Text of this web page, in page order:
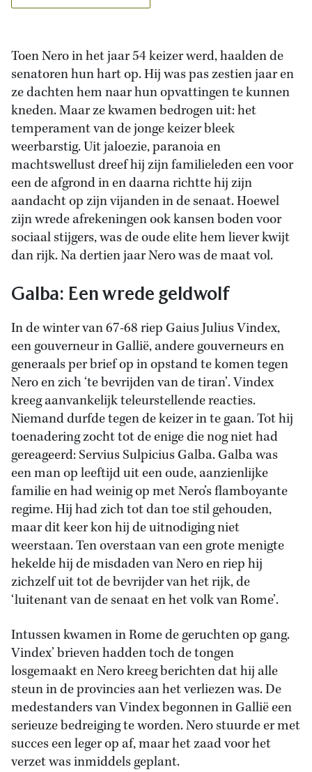
Toen Nero in het jaar 54 keizer werd, haalden de
senatoren hun hart op. Hij was pas zestien jaar en
ze dachten hem naar hun opvattingen te kunnen
kneden. Maar ze kwamen bedrogen uit: het
temperament van de jonge keizer bleek
weerbarstig. Uit jaloezie, paranoia en
machtswellust dreef hij zijn familieleden een voor
een de afgrond in en daarna richtte hij zijn
aandacht op zijn vijanden in de senaat. Hoewel
zijn wrede afrekeningen ook kansen boden voor
sociaal stijgers, was de oude elite hem liever kwijt
dan rijk. Na dertien jaar Nero was de maat vol.
Galba: Een wrede geldwolf
In de winter van 67-68 riep Gaius Julius Vindex,
een gouverneur in Gallië, andere gouverneurs en
generaals per brief op in opstand te komen tegen
Nero en zich ‘te bevrijden van de tiran’. Vindex
kreeg aanvankelijk teleurstellende reacties.
Niemand durfde tegen de keizer in te gaan. Tot hij
toenadering zocht tot de enige die nog niet had
gereageerd: Servius Sulpicius Galba. Galba was
een man op leeftijd uit een oude, aanzienlijke
familie en had weinig op met Nero’s flamboyante
regime. Hij had zich tot dan toe stil gehouden,
maar dit keer kon hij de uitnodiging niet
weerstaan. Ten overstaan van een grote menigte
hekelde hij de misdaden van Nero en riep hij
zichzelf uit tot de bevrijder van het rijk, de
‘luitenant van de senaat en het volk van Rome’.
Intussen kwamen in Rome de geruchten op gang.
Vindex’ brieven hadden toch de tongen
losgemaakt en Nero kreeg berichten dat hij alle
steun in de provincies aan het verliezen was. De
medestanders van Vindex begonnen in Gallië een
serieuze bedreiging te worden. Nero stuurde er met
succes een leger op af, maar het zaad voor het
verzet was inmiddels geplant.